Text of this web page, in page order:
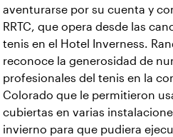
aventurarse por su cuenta y
RRTC, que opera desde las
tenis en el Hotel Inverness.
reconoce la generosidad de
profesionales del tenis en la
Colorado que le permitieron
cubiertas en varias
invierno para que pudiera